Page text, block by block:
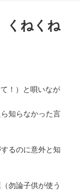
くねくね
！）と唄いなが
知らなかった言
るのに意外と知
勿論子供が使う